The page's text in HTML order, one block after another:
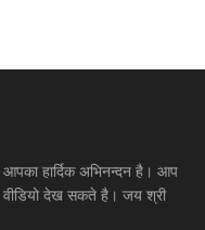
हार्दिक अभिनन्दन है। आप
वीडियो देख सकते है। जय श्री